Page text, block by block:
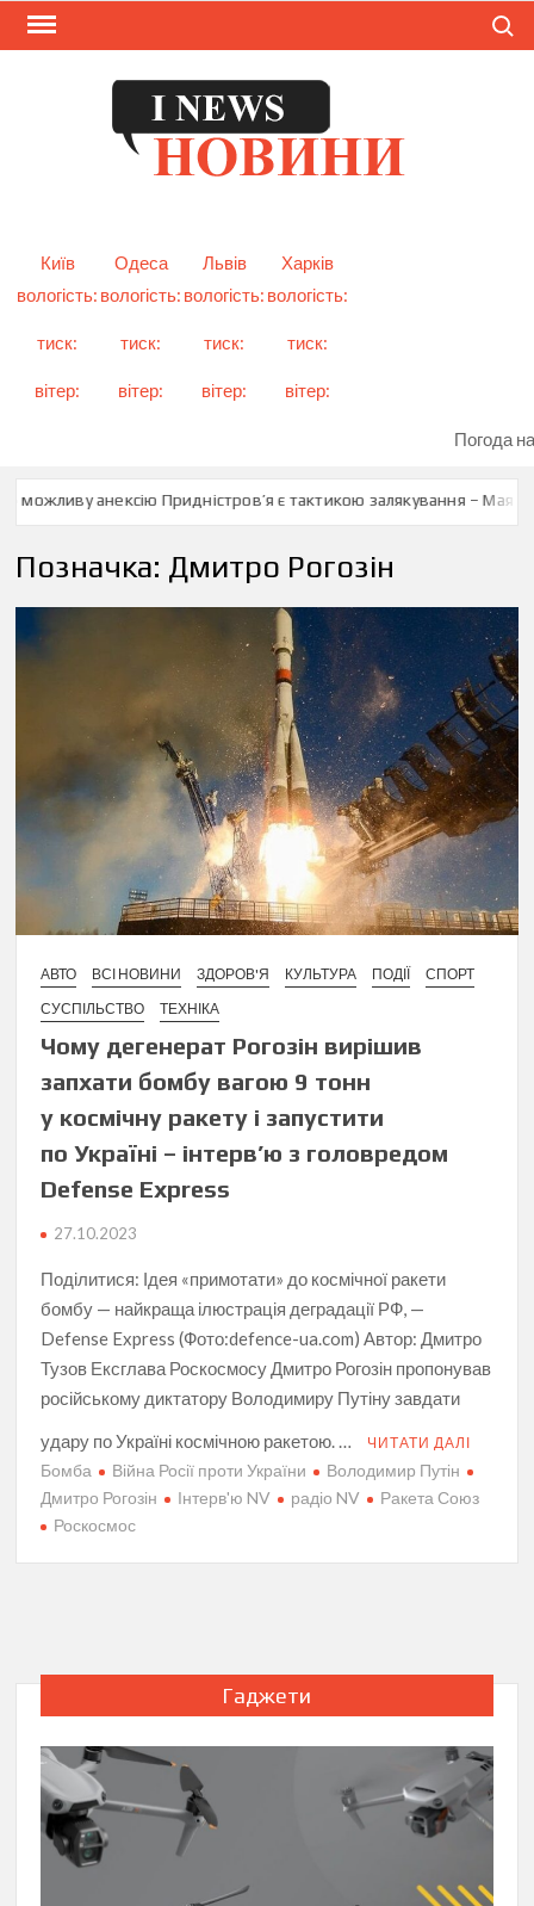
Skip
Київ
Одеса Львів
Харків
вологість:
тиск:
вітер:
вологість:
тиск:
вітер:
вологість:
тиск:
вітер:
вологість:
тиск:
вітер:
Погода
можливу анексію Придністров’я є тактикою залякування – Мая
Позначка: Дмитро Рогозін
АВТО ВСІ НОВИНИ ЗДОРОВ'Я КУЛЬТУРА ПОДІЇ
СПОРТ
СУСПІЛЬСТВО
ТЕХНІКА
Чому дегенерат Рогозін вирішив
запхати бомбу вагою 9 тонн
у космічну ракету і запустити
по Україні – інтерв’ю з головредом
Defense Express
27.10.2023
Поділитися: Ідея «примотати» до космічної ракети
бомбу — найкраща ілюстрація деградації РФ, —
Defense Express (Фото:defence-ua.com) Автор: Дмитро
Тузов Ексглава Роскосмосу Дмитро Рогозін пропонував
російському диктатору Володимиру Путіну завдати
удару по Україні космічною ракетою. …
ЧИТАТИ ДАЛІ
Бомба Війна Росії проти України
Володимир Путін
Дмитро Рогозін
Інтерв'ю NV радіо NV
Ракета Союз
Роскосмос
Гаджети